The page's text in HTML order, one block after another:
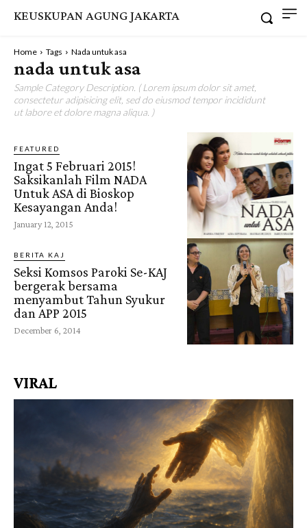
KEUSKUPAN AGUNG JAKARTA
Home Tags Nada untuk asa
nada untuk asa
Sample Category Description. ( Lorem ipsum dolor sit amet,
consectetur adipisicing elit, sed do eiusmod tempor incididunt
ut labore et dolore magna aliqua. )
FEATURED
Ingat 5 Februari 2015!
Saksikanlah Film NADA
Untuk ASA di Bioskop
Kesayangan Anda!
January 12, 2015
BERITA KAJ
Seksi Komsos Paroki Se-KAJ
bergerak bersama
menyambut Tahun Syukur
dan APP 2015
December 6, 2014
VIRAL